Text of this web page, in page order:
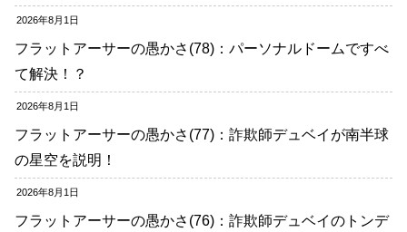
2026年8月1日
フラットアーサーの愚かさ(78)：パーソナルドームですべ
て解決！？
2026年8月1日
フラットアーサーの愚かさ(77)：詐欺師デュベイが南半球
の星空を説明！
2026年8月1日
フラットアーサーの愚かさ(76)：詐欺師デュベイのトンデ